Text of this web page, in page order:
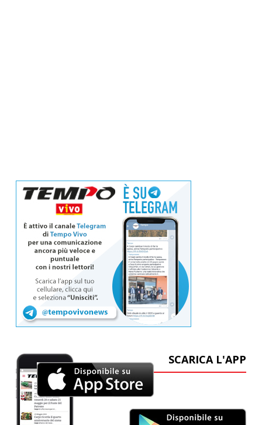
SCARICA L'APP